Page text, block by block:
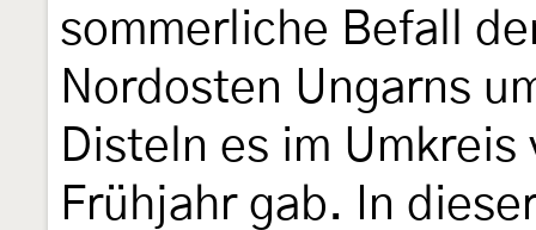
sommerliche Befall
Nordosten Ungarns
Disteln es im
Frühjahr gab. In